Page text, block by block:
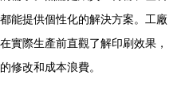
能提供個性化的解決方案。工廠
實際生產前直觀了解印刷效果，
修改和成本浪費。